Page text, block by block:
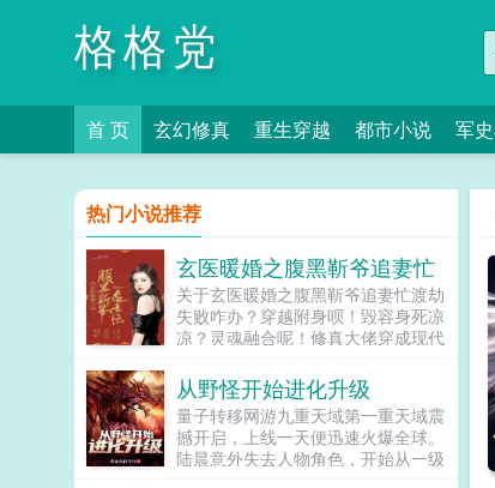
格格党
首 页 玄幻修真 重生穿越 都市小说 军
热门小说推荐
玄医暖婚之腹黑靳爷追妻忙
关于玄医暖婚之腹黑靳爷追妻忙渡劫
失败咋办？穿越附身呗！毁容身死凉
凉？灵魂融合呢！修真大佬穿成现代
芒，星光璀璨，扶摇直上。医术界，
银针刺穴，医世无双玄学界，铁口直
断，判人生死商场界，点石成金，叱
咤风云武道界，飞花摘叶，吐气伤
人。原以为报仇找真相，解开不解之
从野怪开始进化升级
量子转移网游九重天域第一重天域震
撼开启，上线一天便迅速火爆全球。
陆晨意外失去人物角色，开始从一级